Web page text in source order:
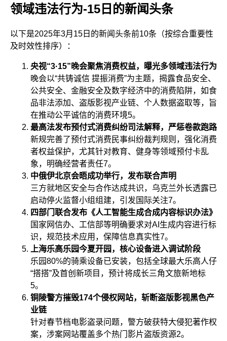
领域违法行为-15日的新闻头条
以下是2025年3月15日的新闻头条前10条（按综合重要性
及时效性排序）：
央视“3·15”晚会聚焦消费权益，曝光多领域违法行为
晚会以“共铸诚信 提振消费”为主题，揭露食品安全、
公共安全、金融安全及数字经济中的消费陷阱，如食
品非法添加、盗版影视产业链、个人数据盗取等，旨
在推动公平诚信的消费环境5。
最高法发布预付式消费纠纷司法解释，严惩卷款跑路
新规完善了预付式消费民事纠纷裁判规则，强化消费
者权益保护，尤其针对教育、健身等领域预付卡乱
象，明确经营者责任7。
中俄伊北京会晤成功举行，发布联合声明
三方就地区安全与合作达成共识，乌克兰外长透露已
启动停火监督小组组建，引发国际关注7。
四部门联合发布《人工智能生成合成内容标识办法》
国家网信办、工信部等明确要求对AI生成内容进行标
识，规范技术应用，保障信息真实性7。
上海乐高乐园今夏开园，核心设备进入调试阶段
乐园80%的骑乘设备已安装，包括全球最大乐高人仔
“搭搭”及首创新项目，预计将成长三角文旅新地标
5。
铜陵警方摧毁174个侵权网站，斩断盗版影视黑色产
业链
针对春节档电影盗录问题，警方破获特大侵犯著作权
案，涉案网站覆盖多个热门影片盗版资源2。